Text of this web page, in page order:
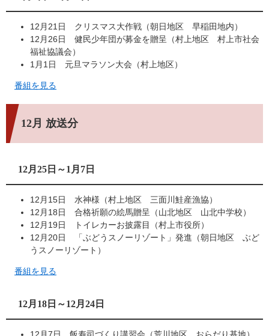
12月21日 クリスマス大作戦（朝日地区 早稲田地内）
12月26日 健民少年団が募金を贈呈（村上地区 村上市社会
福祉協議会）
1月1日 元旦マラソン大会（村上地区）
番組を見る
12月 放送分
12月25日～1月7日
12月15日 水神様（村上地区 三面川鮭産漁協）
12月18日 合格祈願の絵馬贈呈（山北地区 山北中学校）
12月19日 トイレカーお披露目（村上市役所）
12月20日 「ぶどうスノーリゾート」発進（朝日地区 ぶど
うスノーリゾート）
番組を見る
12月18日～12月24日